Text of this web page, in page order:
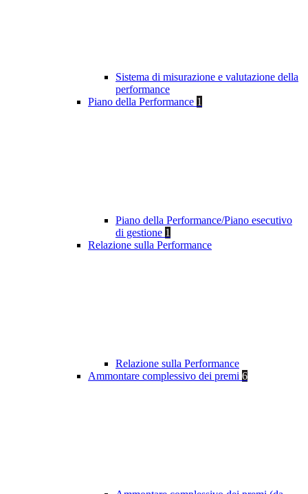
Sistema di misurazione e valutazione della
performance
Piano della Performance 1
Piano della Performance/Piano esecutivo
di gestione 1
Relazione sulla Performance
Relazione sulla Performance
Ammontare complessivo dei premi 6